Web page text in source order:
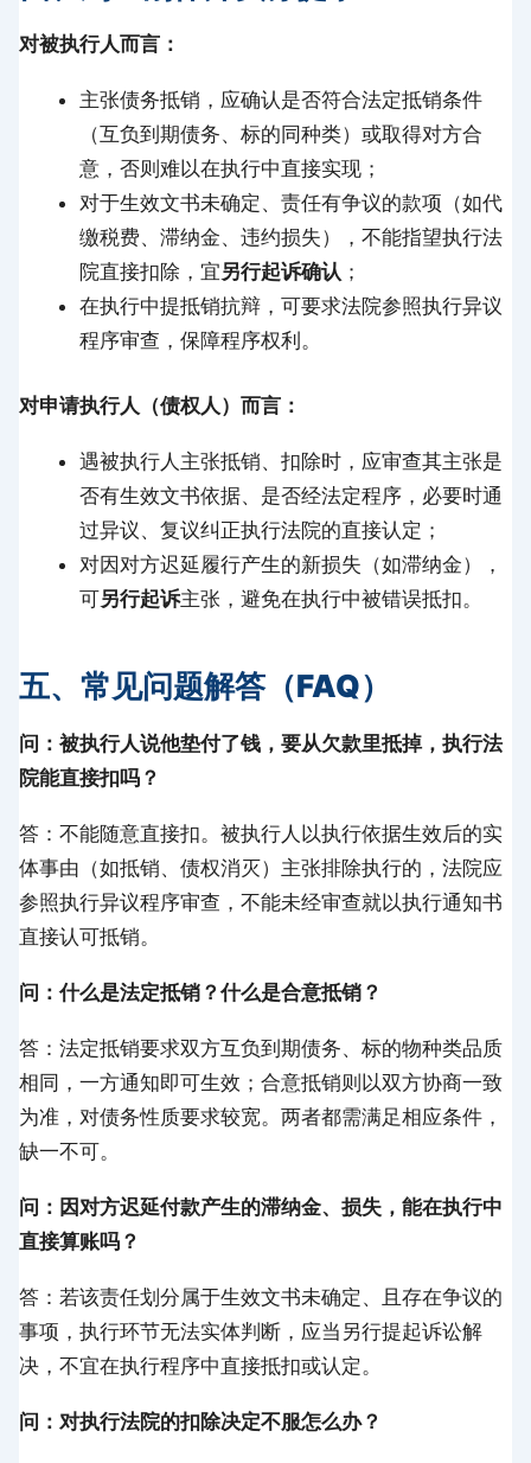
对被执行人而言：
主张债务抵销，应确认是否符合法定抵销条件
（互负到期债务、标的同种类）或取得对方合
意，否则难以在执行中直接实现；
对于生效文书未确定、责任有争议的款项（如代
缴税费、滞纳金、违约损失），不能指望执行法
院直接扣除，宜另行起诉确认 ；
在执行中提抵销抗辩，可要求法院参照执行异议
程序审查，保障程序权利。
对申请执行人（债权人）而言：
遇被执行人主张抵销、扣除时，应审查其主张是
否有生效文书依据、是否经法定程序，必要时通
过异议、复议纠正执行法院的直接认定；
对因对方迟延履行产生的新损失（如滞纳金），
可另行起诉主张，避免在执行中被错误抵扣。
五、常见问题解答（FAQ）
问：被执行人说他垫付了钱，要从欠款里抵掉，执行法
院能直接扣吗？
答：不能随意直接扣。被执行人以执行依据生效后的实
体事由（如抵销、债权消灭）主张排除执行的，法院应
参照执行异议程序审查，不能未经审查就以执行通知书
直接认可抵销。
问：什么是法定抵销？什么是合意抵销？
答：法定抵销要求双方互负到期债务、标的物种类品质
相同，一方通知即可生效；合意抵销则以双方协商一致
为准，对债务性质要求较宽。两者都需满足相应条件，
缺一不可。
问：因对方迟延付款产生的滞纳金、损失，能在执行中
直接算账吗？
答：若该责任划分属于生效文书未确定、且存在争议的
事项，执行环节无法实体判断，应当另行提起诉讼解
决，不宜在执行程序中直接抵扣或认定。
问：对执行法院的扣除决定不服怎么办？